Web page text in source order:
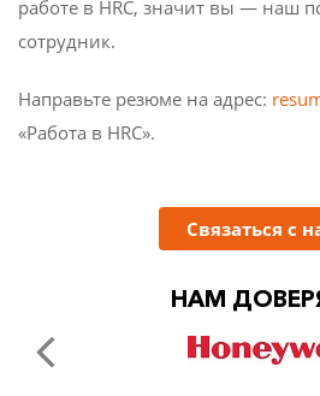
работе в HRC, значит вы — наш
сотрудник.
Направьте резюме на адрес:
«Работа в HRC».
Связаться с
НАМ